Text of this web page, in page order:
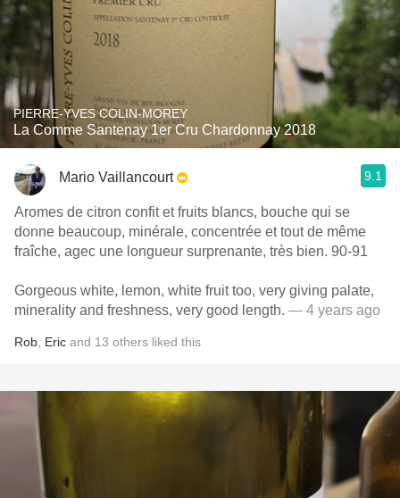
PIERRE-YVES COLIN-MOREY
La Comme Santenay 1er Cru Chardonnay 2018
Mario Vaillancourt 9.1
Aromes de citron confit et fruits blancs, bouche qui se
donne beaucoup, minérale, concentrée et tout de même
fraîche, agec une longueur surprenante, très bien. 90-91
Gorgeous white, lemon, white fruit too, very giving palate,
minerality and freshness, very good length. — 4 years ago
Rob Eric and 13 others liked this